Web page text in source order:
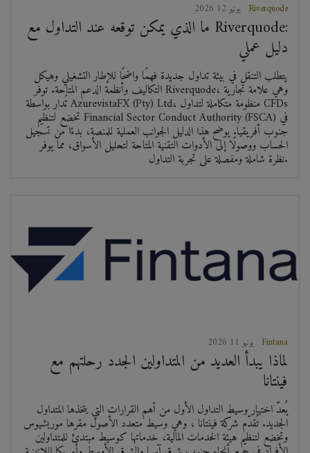
2026 يونيو 12 Riverquode
ما الذي يمكن توقعه عند التداول مع Riverquode:
دليل عملي
يتطلب التنقل في بيئة تداول جديدة فهمًا واضحًا للإطار التشغيلي وهيكل
التكاليف وأنظمة الدعم المتاحة. توفر Riverquode، وهي علامة تجارية
تُدار بواسطة AzurevistaFX (Pty) Ltd، منظومة متكاملة لتداول CFDs
تخضع لتنظيم Financial Sector Conduct Authority (FSCA) في
جنوب أفريقيا. يوضح هذا الدليل الجوانب العملية للمنصة، بدءًا من تسجيل
الحساب ووصولًا إلى الأدوات التقنية المتاحة لتحليل الأسواق، مما يوفر
نظرة شاملة ومفصلة على تجربة التداول.
2026 يونيو 11 Fintana
لماذا يبدأ العديد من المتداولين الجدد رحلتهم مع
فينتانا
يُعدّ اختيار وسيط التداول الأول من أهم القرارات التي يتخذها المتداول
الجديد. تُقدّم شركة فينتانا ، وهي وسيط متعدد الأصول مقرها موريشيوس
وتخضع لتنظيم هيئة الخدمات المالية، خدماتها كوسيط مبتدئ للمتداولين